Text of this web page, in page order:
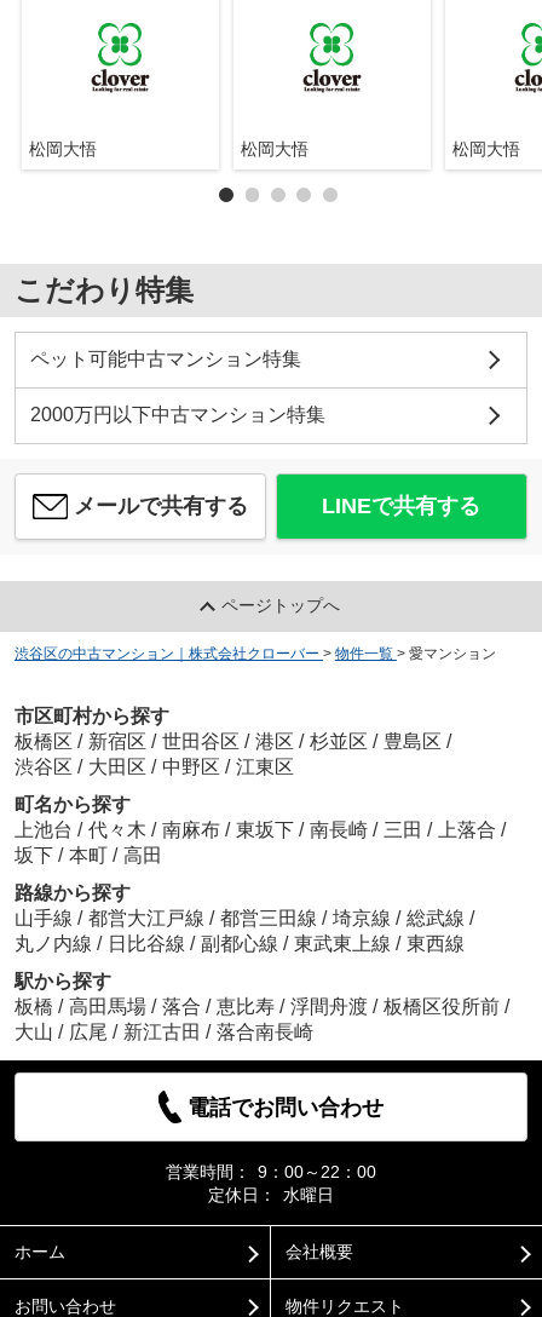
松岡大悟 松岡大悟 松岡大悟
こだわり特集
ペット可能中古マンション特集
2000万円以下中古マンション特集
メールで共有する LINEで共有する
ページトップへ
渋谷区の中古マンション｜株式会社クローバー > 物件一覧 > 愛マンション
市区町村から探す
板橋区 / 新宿区 / 世田谷区 / 港区 / 杉並区 / 豊島区 /
渋谷区 / 大田区 / 中野区 / 江東区
町名から探す
上池台 / 代々木 / 南麻布 / 東坂下 / 南長崎 / 三田 / 上落合 /
坂下 / 本町 / 高田
路線から探す
山手線 / 都営大江戸線 / 都営三田線 / 埼京線 / 総武線 /
丸ノ内線 / 日比谷線 / 副都心線 / 東武東上線 / 東西線
駅から探す
板橋 / 高田馬場 / 落合 / 恵比寿 / 浮間舟渡 / 板橋区役所前 /
大山 / 広尾 / 新江古田 / 落合南長崎
電話でお問い合わせ
営業時間：
9：00～22：00
定休日：
水曜日
ホーム 会社概要
お問い合わせ 物件リクエスト